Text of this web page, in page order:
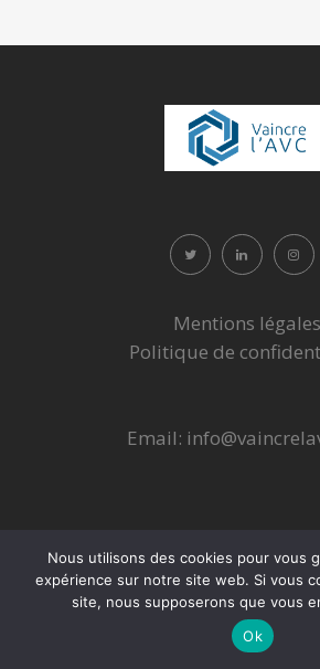
Mentions légales
Politique de
Email:
Site développé par
Nous utilisons des cookies pour vous
expérience sur notre site web. Si vous
site, nous supposerons que vous
Ok